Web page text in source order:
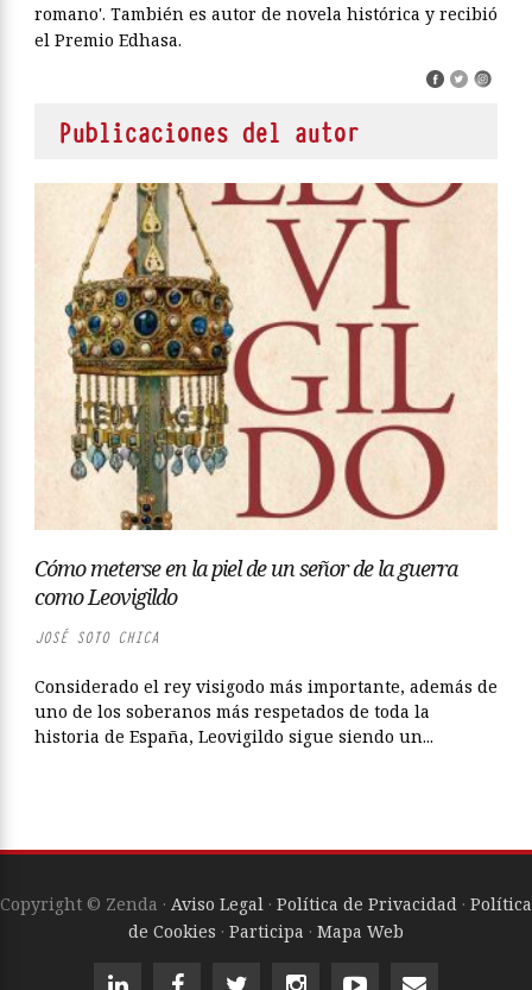
romano'. También es autor de novela histórica y recibió
el Premio Edhasa.
Publicaciones del autor
Cómo meterse en la piel de un señor de la guerra
como Leovigildo
JOSÉ SOTO CHICA
Considerado el rey visigodo más importante, además de
uno de los soberanos más respetados de toda la
historia de España, Leovigildo sigue siendo un...
Copyright © Zenda · Aviso Legal · Política de Privacidad · Política
de Cookies · Participa · Mapa Web